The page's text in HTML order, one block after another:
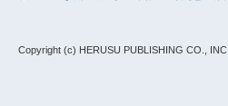
Copyright (c) HERUSU PUBLISHING CO., INC.